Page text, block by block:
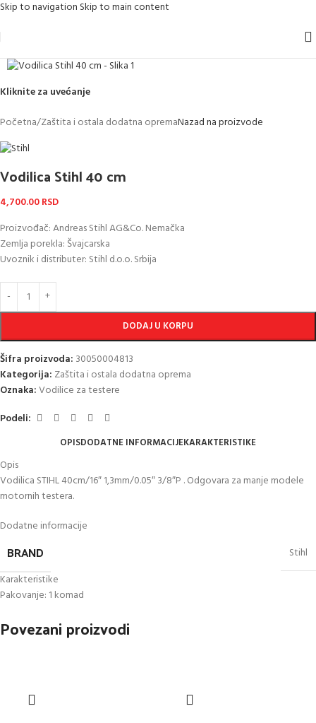
Skip to navigation Skip to main content
Kliknite za uvećanje
Početna/Zaštita i ostala dodatna opremaNazad na proizvode
Vodilica Stihl 40 cm
4,700.00RSD
Proizvođač: Andreas Stihl AG&Co. Nemačka
Zemlja porekla: Švajcarska
Uvoznik i distributer: Stihl d.o.o. Srbija
DODAJ U KORPU
Šifra proizvoda: 30050004813
Kategorija: Zaštita i ostala dodatna oprema
Oznaka:Vodilice za testere
Podeli:
OPISDODATNE INFORMACIJEKARAKTERISTIKE
Opis
Vodilica STIHL 40cm/16″ 1,3mm/0.05″ 3/8″P . Odgovara za manje modele
motornih testera.
Dodatne informacije
BRAND
Stihl
Karakteristike
Pakovanje: 1 komad
Povezani proizvodi